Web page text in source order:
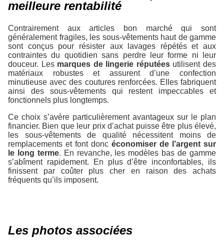
meilleure rentabilité
Contrairement aux articles bon marché qui sont
généralement fragiles, les sous-vêtements haut de gamme
sont conçus pour résister aux lavages répétés et aux
contraintes du quotidien sans perdre leur forme ni leur
douceur. Les marques de lingerie réputéesutilisent des
matériaux robustes et assurent d’une confection
minutieuse avec des coutures renforcées. Elles fabriquent
ainsi des sous-vêtements qui restent impeccables et
fonctionnels plus longtemps.
Ce choix s’avère particulièrement avantageux sur le plan
financier. Bien que leur prix d’achat puisse être plus élevé,
les sous-vêtements de qualité nécessitent moins de
remplacements et font donc économiser de l’argent sur
le long terme. En revanche, les modèles bas de gamme
s’abîment rapidement. En plus d’être inconfortables, ils
finissent par coûter plus cher en raison des achats
fréquents qu’ils imposent.
Les photos associées